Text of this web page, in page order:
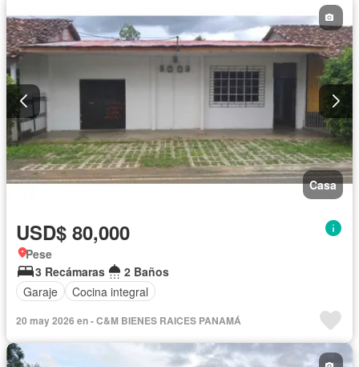
Casa
USD$ 80,000
Pese
3 Recámaras
2 Baños
Garaje
Cocina integral
20 may 2026 en - C&M BIENES RAICES PANAMÁ